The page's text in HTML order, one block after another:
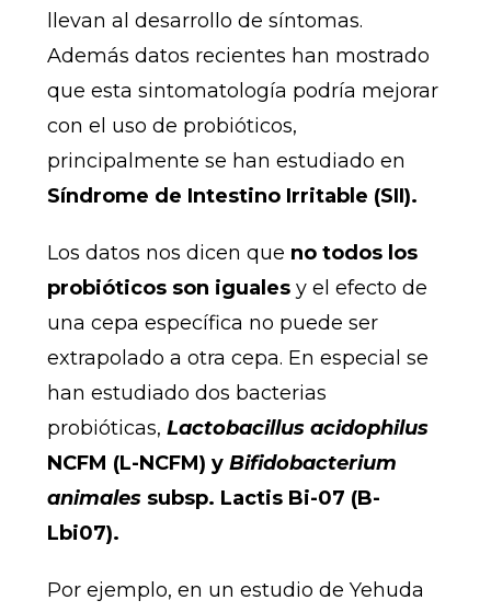
llevan al desarrollo de síntomas.
Además datos recientes han mostrado
que esta sintomatología podría mejorar
con el uso de probióticos,
principalmente se han estudiado en
Síndrome de Intestino Irritable (SII).
Los datos nos dicen que no todos los
probióticos son igualesy el efecto de
una cepa específica no puede ser
extrapolado a otra cepa. En especial se
han estudiado dos bacterias
probióticas, Lactobacillus acidophilus
NCFM (L-NCFM) y Bifidobacterium
animalessubsp. Lactis Bi-07 (B-
Lbi07).
Por ejemplo, en un estudio de Yehuda